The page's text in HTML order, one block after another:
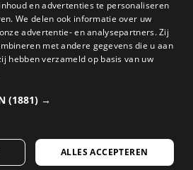
Sitemap
ENGLISH
GREEK
FRENCH
DUTCH
en advertenties te personaliseren
We delen ook informatie over uw
advertentie- en analysepartners. Zij
met andere gegevens die u aan
hebben verzameld op basis van uw
(1881) →
ALLES ACCEPTEREN